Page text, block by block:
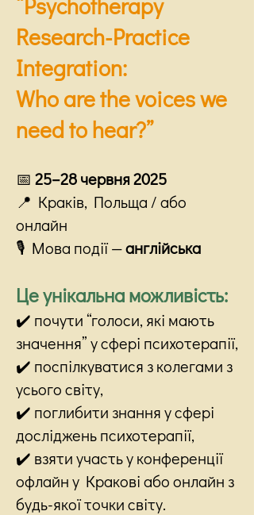
Research-Practice
Integration:
Who are the voices we
need to hear?”
📅 25–28 червня 2025
📍 Краків, Польща / або
онлайн
🎙 Мова події —англійська
Це унікальна можливість:
✔️ почути “голоси, які мають
значення” у сфері психотерапії,
✔️ поспілкуватися з колегами з
усього світу,
✔️ поглибити знання у сфері
досліджень психотерапії,
✔️ взяти участь у конференції
офлайн у Кракові або онлайн з
будь-якої точки світу.